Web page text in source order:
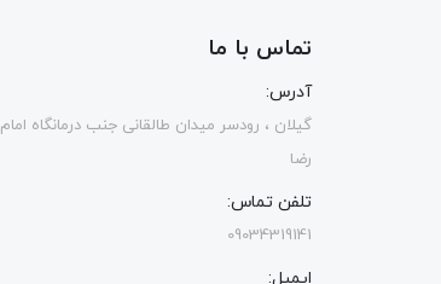
تماس با ما
آدرس:
گیلان ، رودسر میدان طالقانی جنب درمانگاه امام
رضا
تلفن تماس:
09034319141
ایمیل: